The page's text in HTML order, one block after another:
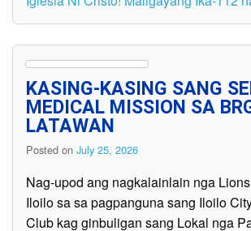
KASING-KASING SANG
MEDICAL MISSION SA
LATAWAN
Posted on July 25, 2026
Nag-upod ang nagkalainlain nga
Iloilo sa sa pagpanguna sang Iloilo
Club kag ginbuligan sang Lokal nga